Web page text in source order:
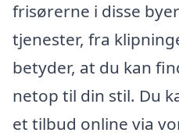
frisørerne i disse
tjenester, fra
betyder, at du kan
netop til din stil. Du
et tilbud online via